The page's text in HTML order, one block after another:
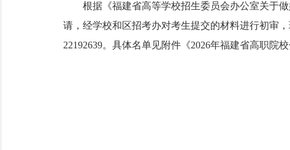
根据《福建省高等学校招生委员会办公室关于做
请，经学校和区招考办对考生提交的材料进行初审
22192639。具体名单见附件《2026年福建省高职院
泉州市丰泽区招
2026年